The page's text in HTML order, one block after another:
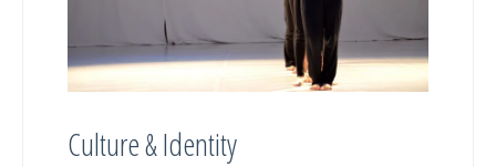
Culture & Identity